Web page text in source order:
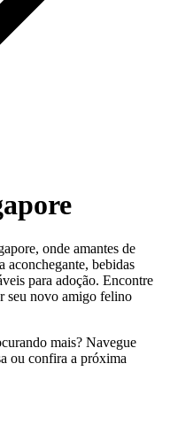
onde amantes de
aconchegante, bebidas
para adoção. Encontre
seu novo amigo felino
mais? Navegue
ou confira a próxima